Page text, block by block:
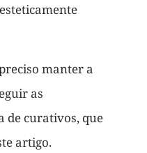
manter a
as
de curativos, que
artigo.